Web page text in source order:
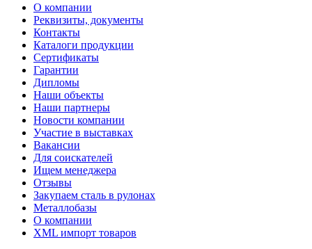
О компании
Реквизиты, документы
Контакты
Каталоги продукции
Сертификаты
Гарантии
Дипломы
Наши объекты
Наши партнеры
Новости компании
Участие в выставках
Вакансии
Для соискателей
Ищем менеджера
Отзывы
Закупаем сталь в рулонах
Металлобазы
О компании
XML импорт товаров